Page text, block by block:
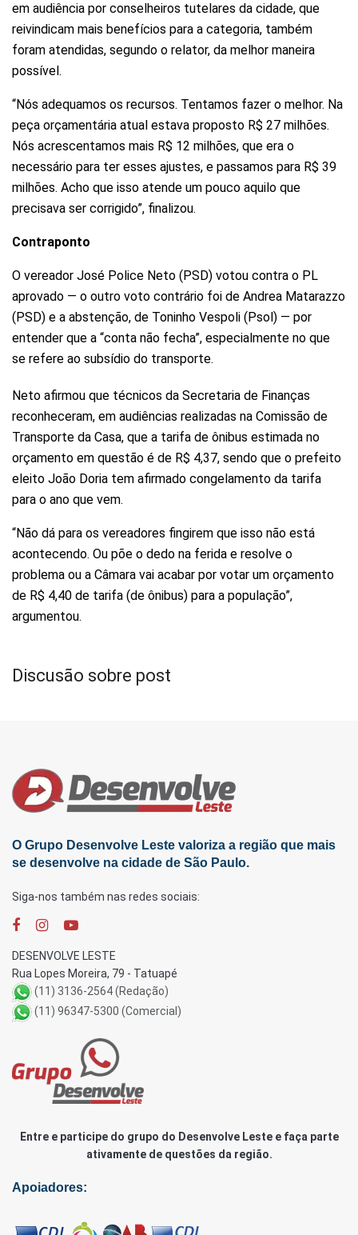
em audiência por conselheiros tutelares da cidade, que
reivindicam mais benefícios para a categoria, também
foram atendidas, segundo o relator, da melhor maneira
possível.
“Nós adequamos os recursos. Tentamos fazer o melhor. Na
peça orçamentária atual estava proposto R$ 27 milhões.
Nós acrescentamos mais R$ 12 milhões, que era o
necessário para ter esses ajustes, e passamos para R$ 39
milhões. Acho que isso atende um pouco aquilo que
precisava ser corrigido”, finalizou.
Contraponto
O vereador José Police Neto (PSD) votou contra o PL
aprovado — o outro voto contrário foi de Andrea Matarazzo
(PSD) e a abstenção, de Toninho Vespoli (Psol) — por
entender que a “conta não fecha”, especialmente no que
se refere ao subsídio do transporte.
Neto afirmou que técnicos da Secretaria de Finanças
reconheceram, em audiências realizadas na Comissão de
Transporte da Casa, que a tarifa de ônibus estimada no
orçamento em questão é de R$ 4,37, sendo que o prefeito
eleito João Doria tem afirmado congelamento da tarifa
para o ano que vem.
“Não dá para os vereadores fingirem que isso não está
acontecendo. Ou põe o dedo na ferida e resolve o
problema ou a Câmara vai acabar por votar um orçamento
de R$ 4,40 de tarifa (de ônibus) para a população”,
argumentou.
Discusão sobre post
O Grupo Desenvolve Leste valoriza a região que mais
se desenvolve na cidade de São Paulo.
Siga-nos também nas redes sociais:
DESENVOLVE LESTE
Rua Lopes Moreira, 79 - Tatuapé
(11) 3136-2564 (Redação)
(11) 96347-5300 (Comercial)
Entre e participe do grupo do Desenvolve Leste e faça parte
ativamente de questões da região.
Apoiadores: